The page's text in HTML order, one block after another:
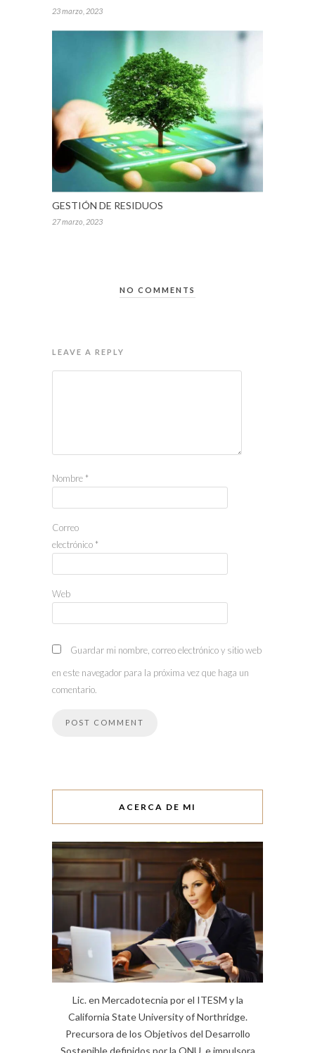
23 marzo, 2023
GESTIÓN DE RESIDUOS
27 marzo, 2023
NO COMMENTS
LEAVE A REPLY
Nombre *
Correo
electrónico *
Web
Guardar mi nombre, correo electrónico y sitio web
en este navegador para la próxima vez que haga un
comentario.
ACERCA DE MI
Lic. en Mercadotecnia por el ITESM y la
California State University of Northridge.
Precursora de los Objetivos del Desarrollo